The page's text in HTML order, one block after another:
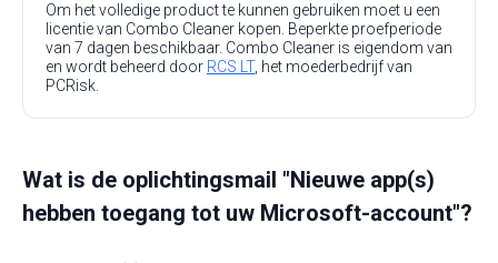
Om het volledige product te kunnen gebruiken moet u een
licentie van Combo Cleaner kopen. Beperkte proefperiode
van 7 dagen beschikbaar. Combo Cleaner is eigendom van
en wordt beheerd door RCS LT, het moederbedrijf van
PCRisk.
Wat is de oplichtingsmail "Nieuwe app(s)
hebben toegang tot uw Microsoft-account"?